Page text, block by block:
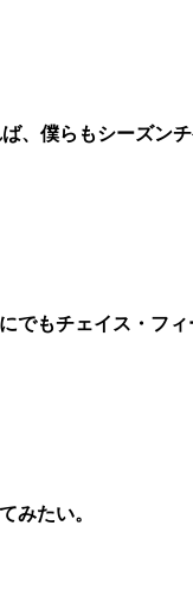
、僕らもシーズン
でもチェイス・フ
みたい。